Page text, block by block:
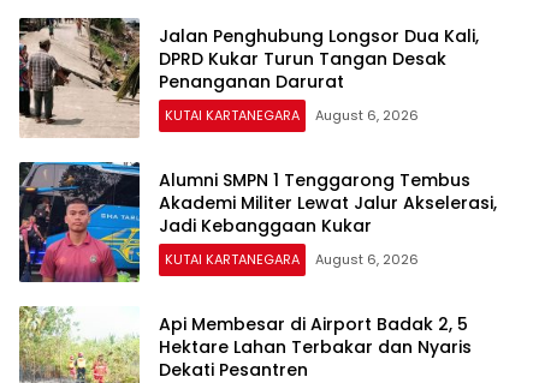
Jalan Penghubung Longsor Dua Kali,
DPRD Kukar Turun Tangan Desak
Penanganan Darurat
KUTAI KARTANEGARA August 6, 2026
Alumni SMPN 1 Tenggarong Tembus
Akademi Militer Lewat Jalur Akselerasi,
Jadi Kebanggaan Kukar
KUTAI KARTANEGARA August 6, 2026
Api Membesar di Airport Badak 2, 5
Hektare Lahan Terbakar dan Nyaris
Dekati Pesantren